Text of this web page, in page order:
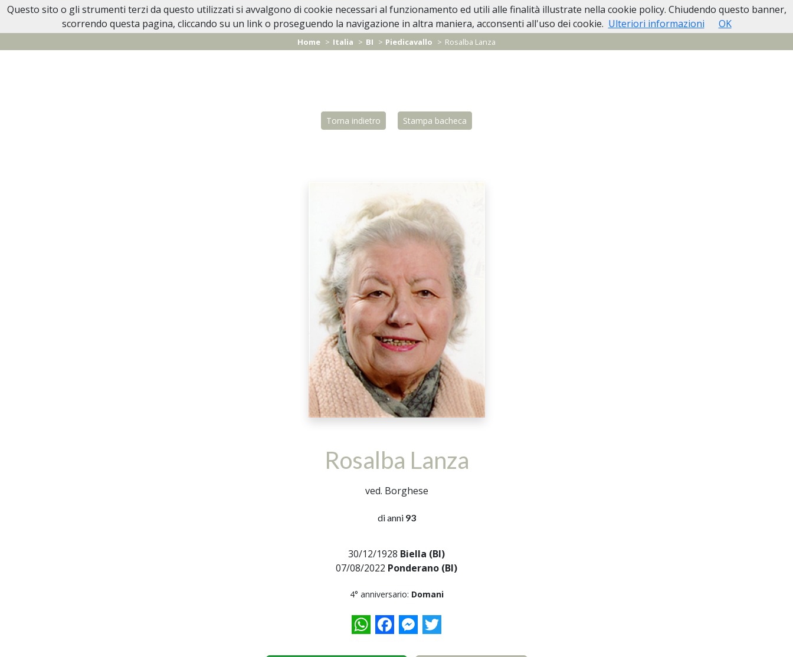
Necrologi Biella Home In Caso di Decesso Lutti Personaggi Pubblici Casa Funeraria Biella Contatti
Home Italia BI Piedicavallo Rosalba Lanza
Torna indietro Stampa bacheca
Rosalba Lanza
ved. Borghese
di anni 93
30/12/1928 Biella (BI)
07/08/2022 Ponderano (BI)
4° anniversario: Domani
WhatsAppFacebookMessenger
Twitter
Questo sito o gli strumenti terzi da questo utilizzati si avvalgono di cookie necessari al funzionamento ed utili alle finalità illustrate nella cookie policy. Chiudendo questo banner,
scorrendo questa pagina, cliccando su un link o proseguendo la navigazione in altra maniera, acconsenti all'uso dei cookie. Ulteriori informazioni OK